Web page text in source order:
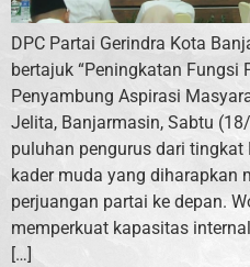
DPC Partai Gerindra Kota
bertajuk “Peningkatan Fungsi
Penyambung Aspirasi
Jelita, Banjarmasin, Sabtu
puluhan pengurus dari tingkat
kader muda yang diharapkan
perjuangan partai ke depan.
memperkuat kapasitas
[…]